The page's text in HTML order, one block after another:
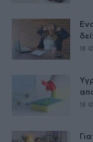
18
18